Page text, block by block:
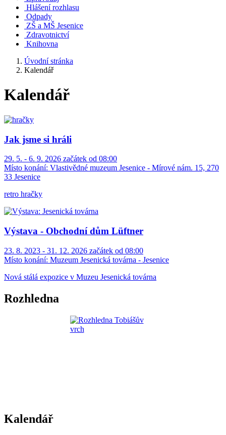
Hlášení rozhlasu
Odpady
ZŠ a MŠ Jesenice
Zdravotnictví
Knihovna
Úvodní stránka
Kalendář
Kalendář
Jak jsme si hráli
29. 5. - 6. 9. 2026 začátek od 08:00
Místo konání: Vlastivědné muzeum Jesenice - Mírové nám. 15, 270
33 Jesenice
retro hračky
Výstava - Obchodní dům Lüftner
23. 8. 2023 - 31. 12. 2026 začátek od 08:00
Místo konání: Muzeum Jesenická továrna - Jesenice
Nová stálá expozice v Muzeu Jesenická továrna
Rozhledna
Kalendář